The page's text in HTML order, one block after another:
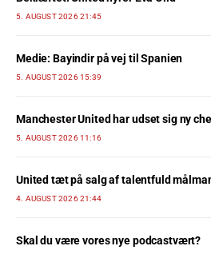
5. AUGUST 2026 21:45
Medie: Bayindir på vej til Spanien
5. AUGUST 2026 15:39
Manchester United har udset sig ny
5. AUGUST 2026 11:16
United tæt på salg af talentfuld
4. AUGUST 2026 21:44
Skal du være vores nye podcastvært?